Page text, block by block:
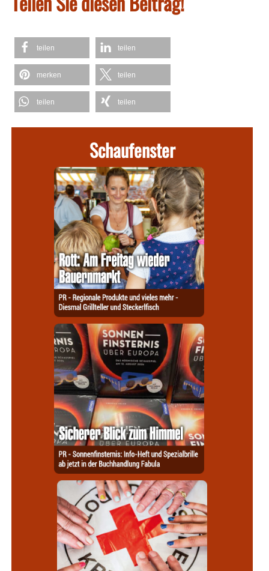
teilen teilen
merken teilen
teilen teilen
Schaufenster